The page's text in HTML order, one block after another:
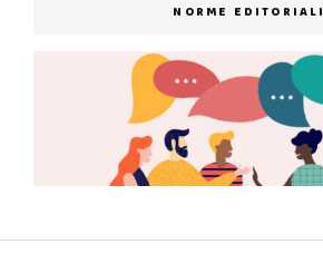
NORME EDITORIALI